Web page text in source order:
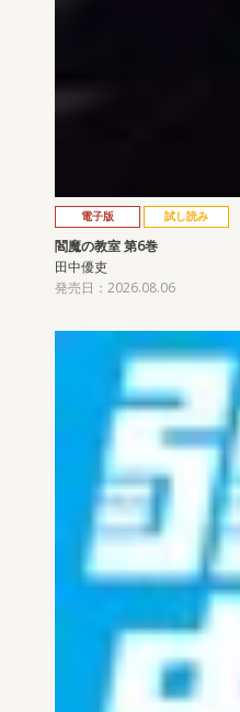
電子版 試し読み
閻魔の教室 第6巻
田中優吏
発売日：2026.08.06